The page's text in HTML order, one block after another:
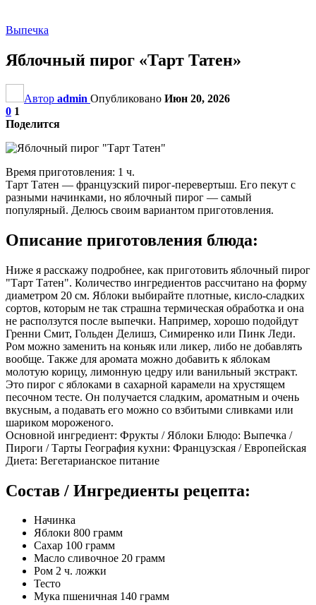
Выпечка
Яблочный пирог «Тарт Татен»
Автор admin Опубликовано Июн 20, 2026
0 1
Поделится
Время приготовления: 1 ч.
Тарт Татен — французский пирог-перевертыш. Его пекут с
разными начинками, но яблочный пирог — самый
популярный. Делюсь своим вариантом приготовления.
Описание приготовления блюда:
Ниже я расскажу подробнее, как приготовить яблочный пирог
"Тарт Татен". Количество ингредиентов рассчитано на форму
диаметром 20 см. Яблоки выбирайте плотные, кисло-сладких
сортов, которым не так страшна термическая обработка и она
не расползутся после выпечки. Например, хорошо подойдут
Гренни Смит, Гольден Делишз, Симиренко или Пинк Леди.
Ром можно заменить на коньяк или ликер, либо не добавлять
вообще. Также для аромата можно добавить к яблокам
молотую корицу, лимонную цедру или ванильный экстракт.
Это пирог с яблоками в сахарной карамели на хрустящем
песочном тесте. Он получается сладким, ароматным и очень
вкусным, а подавать его можно со взбитыми сливками или
шариком мороженого.
Основной ингредиент: Фрукты / Яблоки Блюдо: Выпечка /
Пироги / Тарты География кухни: Французская / Европейская
Диета: Вегетарианское питание
Состав / Ингредиенты рецепта:
Начинка
Яблоки 800 грамм
Сахар 100 грамм
Масло сливочнoe 20 грамм
Ром 2 ч. ложки
Тесто
Мука пшеничная 140 грамм